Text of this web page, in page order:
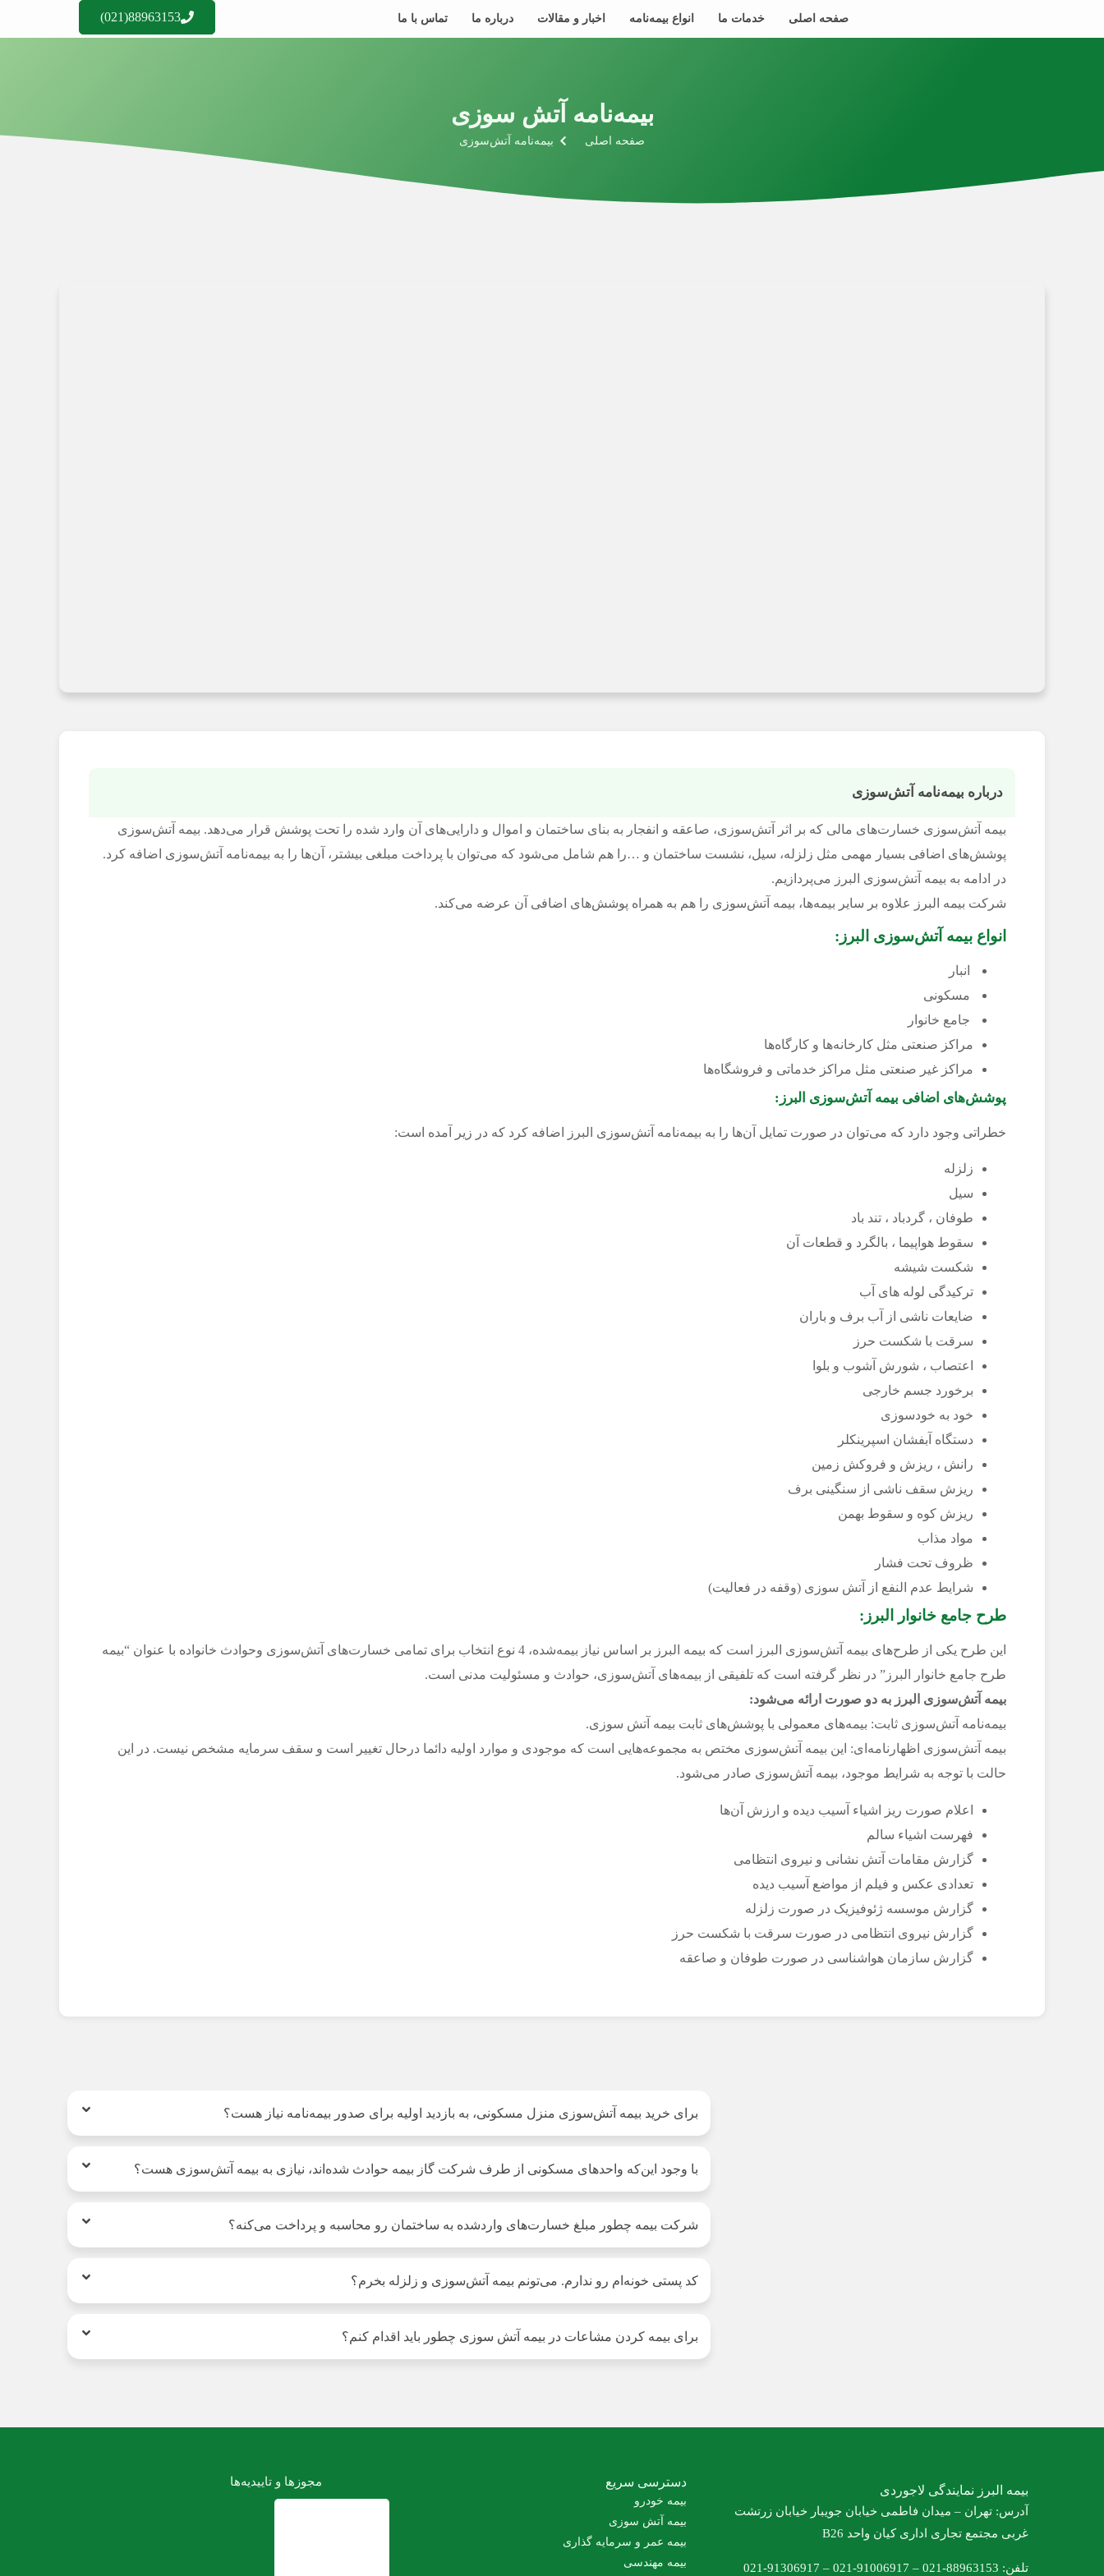
صفحه اصلی خدمات ما انواع بیمه‌نامه اخبار و مقالات درباره ما تماس با ما 88963153(021)
بیمه‌نامه آتش سوزی
صفحه اصلی بیمه‌نامه آتش‌سوزی
درباره بیمه‌نامه آتش‌سوزی
بیمه آتش‌سوزی ‌خسارت‌های مالی که بر اثر آتش‌سوزی، صاعقه و انفجار به بنای ساختمان و اموال و دارایی‌های آن وارد شده را تحت پوشش قرار می‌دهد. بیمه آتش‌سوزی
پوشش‌های اضافی بسیار مهمی مثل زلزله، سیل، نشست ساختمان و …را هم شامل می‌شود که می‌توان با پرداخت مبلغی بیشتر، آن‌ها را به ‌بیمه‌نامه آتش‌سوزی اضافه کرد.
در ادامه به بیمه آتش‌سوزی البرز می‌پردازیم.
شرکت بیمه البرز علاوه بر سایر ‌بیمه‌ها، بیمه آتش‌سوزی را هم به همراه پوشش‌های اضافی آن عرضه ‌می‌کند.
انواع بیمه آتش‌سوزی البرز:
انبار
مسکونی
جامع خانوار
مراکز صنعتی مثل کارخانه‌ها و کارگاه‌ها
مراکز غیر صنعتی مثل مراکز خدماتی و فروشگاه‌ها
پوشش‌های اضافی بیمه آتش‌سوزی البرز:
خطراتی وجود دارد که می‌توان در صورت تمایل آن‌ها را به بیمه‌نامه آتش‌سوزی البرز اضافه کرد که در زیر آمده است:
زلزله
سیل
طوفان ، گردباد ، تند باد
سقوط هواپیما ، بالگرد و قطعات آن
شکست شیشه
ترکیدگی لوله های آب
ضایعات ناشی از آب برف و باران
سرقت با شکست حرز
اعتصاب ، شورش آشوب و بلوا
برخورد جسم خارجی
خود به خودسوزی
دستگاه آبفشان اسپرینکلر
رانش ،‌ ریزش و فروکش زمین
ریزش سقف ناشی از سنگینی برف
ریزش کوه و سقوط بهمن
مواد مذاب
ظروف تحت فشار
شرایط عدم النفع از آتش سوزی (وقفه در فعالیت)
طرح جامع خانوار البرز:
این طرح یکی از طرح‌های بیمه آتش‌سوزی البرز است که بیمه البرز بر اساس نیاز بیمه‌شده، 4 نوع انتخاب برای تمامی ‌خسارت‌های آتش‌سوزی وحوادث خانواده با عنوان “بیمه
طرح جامع خانوار البرز” در نظر گرفته است که تلفیقی از ‌بیمه‌های آتش‌سوزی، حوادث و مسئولیت مدنی است.
بیمه آتش‌سوزی البرز به دو صورت ارائه می‌شود:
بیمه‌نامه آتش‌سوزی ثابت: ‌بیمه‌های معمولی با پوشش‌های ثابت بیمه آتش سوزی.
بیمه آتش‌سوزی اظهارنامه‌ای: این بیمه آتش‌سوزی مختص به مجموعه‌هایی است که موجودی و موارد اولیه دائما درحال تغییر است و سقف سرمایه مشخص نیست. در این
حالت با توجه به شرایط موجود، بیمه آتش‌سوزی صادر می‌شود.
اعلام صورت ریز اشیاء آسیب دیده و ارزش آن‌ها
فهرست اشیاء سالم
گزارش مقامات آتش نشانی و نیروی انتظامی
تعدادی عکس و فیلم از مواضع آسیب دیده
گزارش موسسه ژئوفیزیک در صورت زلزله
گزارش نیروی انتظامی در صورت سرقت با شکست حرز
گزارش سازمان هواشناسی در صورت طوفان و صاعقه
برای خرید بیمه آتش‌سوزی منزل مسکونی، به بازدید اولیه برای صدور بیمه‌نامه نیاز هست؟
با وجود این‌که واحدهای مسکونی از طرف شرکت گاز بیمه حوادث شده‌اند، نیازی به بیمه آتش‌سوزی هست؟
شرکت بیمه چطور مبلغ خسارت‌های واردشده به ساختمان رو محاسبه و پرداخت می‌کنه؟
کد پستی خونه‌ام رو ندارم. می‌تونم بیمه آتش‌سوزی و زلزله بخرم؟
برای بیمه کردن مشاعات در بیمه آتش سوزی چطور باید اقدام کنم؟
بیمه البرز نمایندگی لاجوردی
آدرس: تهران – میدان فاطمی خیابان جویبار خیابان زرتشت
غربی مجتمع تجاری اداری کیان واحد B26
تلفن: 88963153-021 – 91006917-021 – 91306917-021
دسترسی سریع
بیمه خودرو
بیمه آتش سوزی
بیمه عمر و سرمایه گذاری
بیمه مهندسی
مجوزها و تاییدیه‌ها